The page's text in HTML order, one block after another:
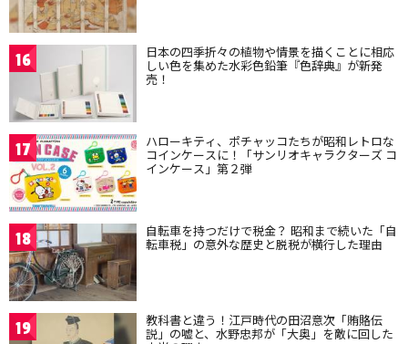
16 日本の四季折々の植物や情景を描くことに相応
しい色を集めた水彩色鉛筆『色辞典』が新発
売！
17 ハローキティ、ポチャッコたちが昭和レトロな
コインケースに！「サンリオキャラクターズ コ
インケース」第２弾
18 自転車を持つだけで税金？ 昭和まで続いた「自
転車税」の意外な歴史と脱税が横行した理由
19 教科書と違う！江戸時代の田沼意次「賄賂伝
説」の嘘と、水野忠邦が「大奥」を敵に回した